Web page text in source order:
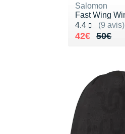
Salomon
Fast Wing
4.4
(9 avis)
Noté 4.4 sur 5
50€
Au lieu de
42€
Vendu 42€